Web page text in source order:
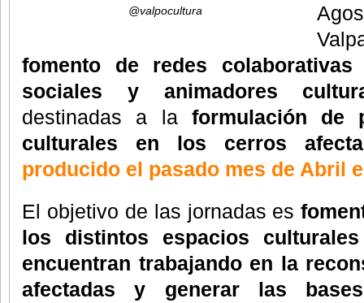
@valpocultura
fomento de redes
sociales y animadores
destinadas a la formulación de
culturales en los cerros
producido el pasado mes de Abril
El objetivo de las jornadas es
los distintos espacios
encuentran trabajando en la
afectadas y generar las